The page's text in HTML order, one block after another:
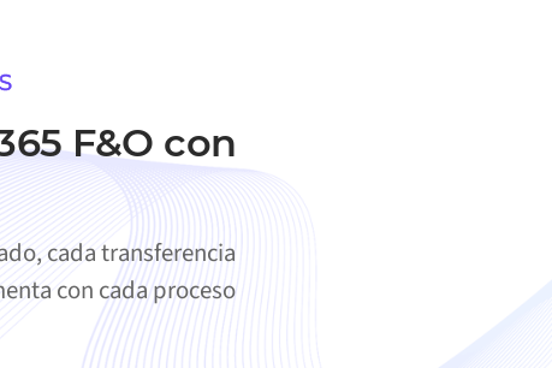
F&O con
cada transferencia
con cada proceso